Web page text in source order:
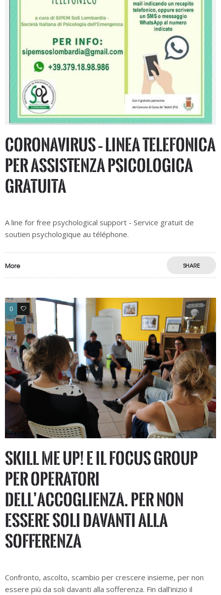
CORONAVIRUS – Linea telefonica
per assistenza psicologica
gratuita
A line for free psychological support - Service gratuit de
soutien psychologique au téléphone.
More SHARE
0 0
Skill Me UP! e il Focus group
per operatori
dell’accoglienza. Per non
essere soli davanti alla
sofferenza
Confronto, ascolto, scambio per crescere insieme, per non
essere più da soli davanti alla sofferenza. Fin dall’inizio il